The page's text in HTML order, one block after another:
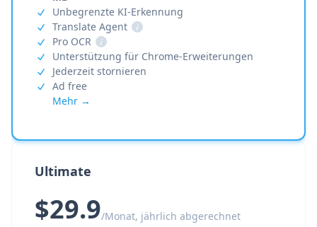
Unbegrenzte KI-Erkennung
Translate Agent
i
Pro OCR
i
Unterstützung für Chrome-Erweiterungen
Jederzeit stornieren
Ad free
Mehr →
Ultimate
$29.9/Monat, jährlich abgerechnet